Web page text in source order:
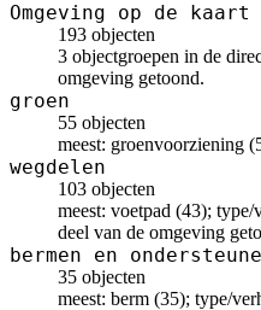
Omgeving op de kaart
193 objecten
3 objectgroepen in de
omgeving getoond.
groen
55 objecten
meest: groenvoorziening
wegdelen
103 objecten
meest: voetpad (43);
deel van de omgeving
bermen en
35 objecten
meest: berm (35); type/